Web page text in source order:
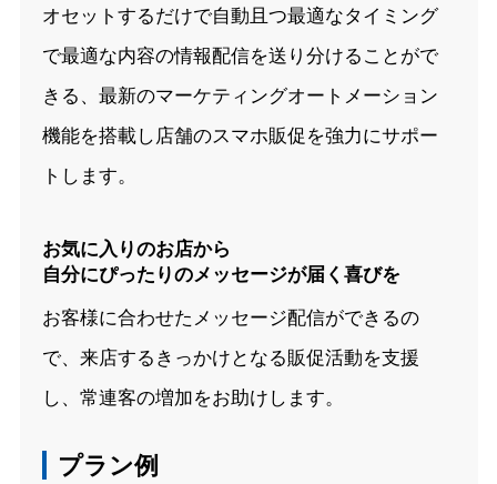
オセットするだけで自動且つ最適なタイミング
で最適な内容の情報配信を送り分けることがで
きる、最新のマーケティングオートメーション
機能を搭載し店舗のスマホ販促を強力にサポー
トします。
お気に入りのお店から
自分にぴったりのメッセージが届く喜びを
お客様に合わせたメッセージ配信ができるの
で、来店するきっかけとなる販促活動を支援
し、常連客の増加をお助けします。
プラン例